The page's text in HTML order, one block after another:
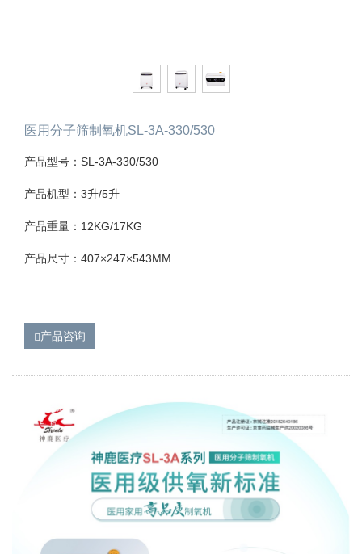
医用分子筛制氧机SL-3A-330/530
产品型号：SL-3A-330/530
产品机型：3升/5升
产品重量：12KG/17KG
产品尺寸：407×247×543MM
产品咨询